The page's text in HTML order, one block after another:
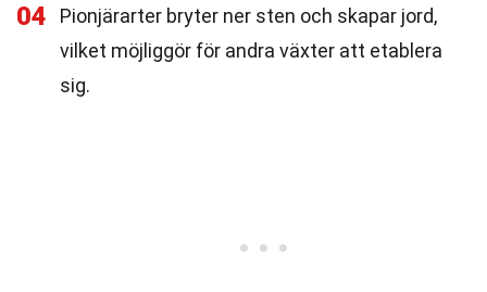
04
Pionjärarter bryter ner sten och skapar jord,
vilket möjliggör för andra växter att etablera
sig.